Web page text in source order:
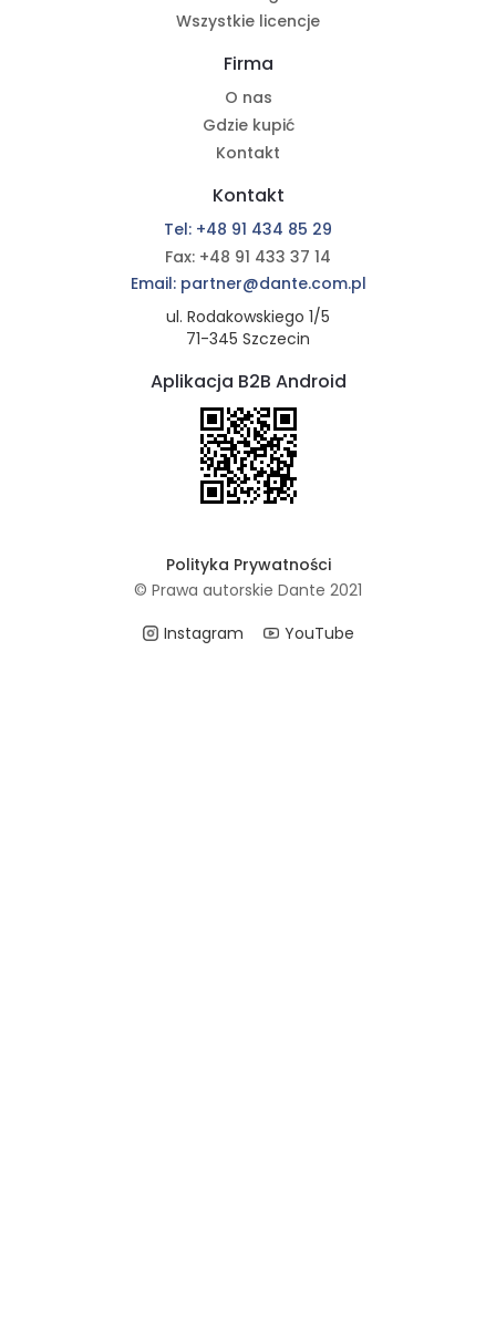
Wszystkie licencje
Firma
O nas
Gdzie kupić
Kontakt
Kontakt
Tel: +48 91 434 85 29
Fax: +48 91 433 37 14
Email: partner@dante.com.pl
ul. Rodakowskiego 1/5
71-345 Szczecin
Aplikacja B2B Android
Polityka Prywatności
© Prawa autorskie Dante 2021
Instagram
YouTube